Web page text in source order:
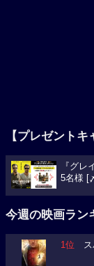
【プレゼントキ
『グレ
5名様 [
今週の映画ラン
1位 ス